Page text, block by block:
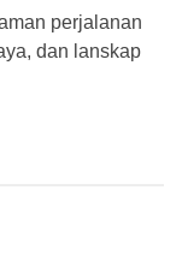
perjalanan
dan lanskap